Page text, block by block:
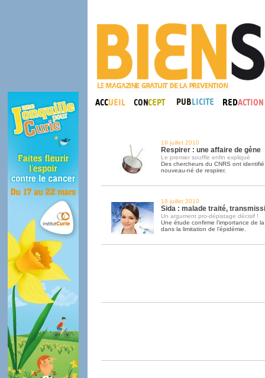
19 juillet 2010
Respirer : une affaire de gène
Le premier souffle enfin expliqué
Des chercheurs du CNRS ont
nouveau-né de respirer.
18 juillet 2010
Sida : malade traité,
Un argument pro-dépistage décisif !
Une étude confirme l’importance de
dans la limitation de l’épidémie.